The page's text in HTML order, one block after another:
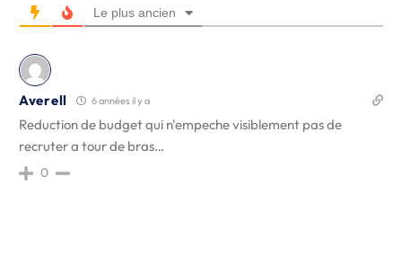
Le plus ancien
Averell 6 années il y a
Reduction de budget qui n'empeche visiblement pas de
recruter a tour de bras…
0